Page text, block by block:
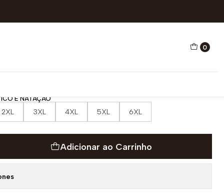
0
E NATAÇÃO
E NATAÇÃO
2XL 3XL 4XL 5XL 6XL
Adicionar ao Carrinho